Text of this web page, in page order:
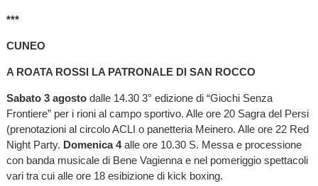
***
CUNEO
A ROATA ROSSI LA PATRONALE DI SAN ROCCO
Sabato 3 agostodalle 14.30 3° edizione di “Giochi Senza
Frontiere” per i rioni al campo sportivo. Alle ore 20 Sagra del Persi
(prenotazioni al circolo ACLI o panetteria Meinero. Alle ore 22 Red
Night Party. Domenica 4alle ore 10.30 S. Messa e processione
con banda musicale di Bene Vagienna e nel pomeriggio spettacoli
vari tra cui alle ore 18 esibizione di kick boxing.